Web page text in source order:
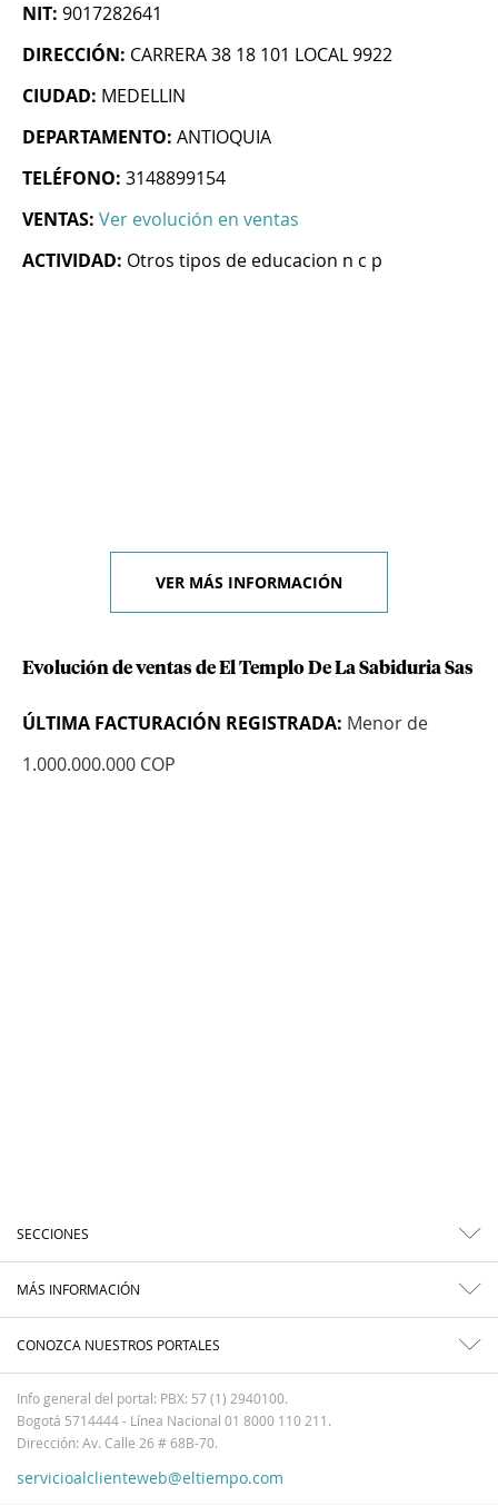
NIT: 9017282641
DIRECCIÓN: CARRERA 38 18 101 LOCAL 9922
CIUDAD: MEDELLIN
DEPARTAMENTO: ANTIOQUIA
TELÉFONO: 3148899154
VENTAS: Ver evolución en ventas
ACTIVIDAD: Otros tipos de educacion n c p
VER MÁS INFORMACIÓN
Evolución de ventas de El Templo De La Sabiduria Sas
ÚLTIMA FACTURACIÓN REGISTRADA: Menor de
1.000.000.000 COP
SECCIONES
MÁS INFORMACIÓN
CONOZCA NUESTROS PORTALES
Info general del portal: PBX: 57 (1) 2940100.
Bogotá 5714444 - Línea Nacional 01 8000 110 211.
Dirección: Av. Calle 26 # 68B-70.
servicioalclienteweb@eltiempo.com